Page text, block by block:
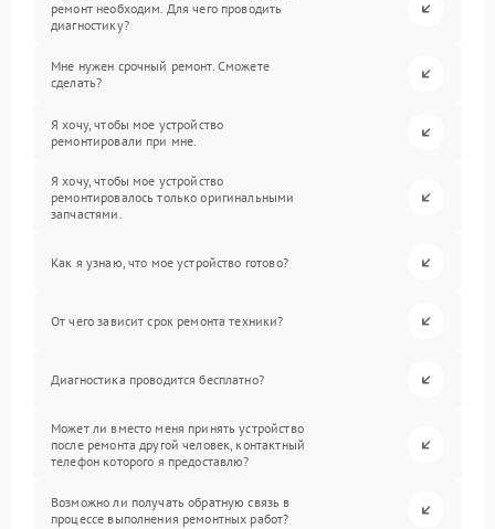
ремонт необходим. Для чего проводить
диагностику?
Мне нужен срочный ремонт. Сможете
сделать?
Я хочу, чтобы мое устройство
ремонтировали при мне.
Я хочу, чтобы мое устройство
ремонтировалось только оригинальными
запчастями.
Как я узнаю, что мое устройство готово?
От чего зависит срок ремонта техники?
Диагностика проводится бесплатно?
Может ли вместо меня принять устройство
после ремонта другой человек, контактный
телефон которого я предоставлю?
Возможно ли получать обратную связь в
процессе выполнения ремонтных работ?